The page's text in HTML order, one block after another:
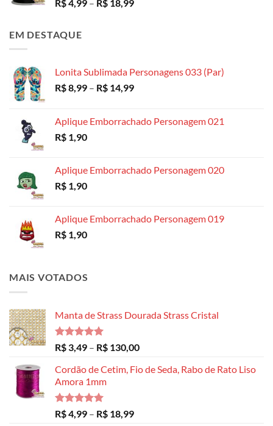
R$4,99 – R$ 18,99
R$ 18,99
EM DESTAQUE
Lonita Sublimada Personagens 033 (Par)
R$8,99 – R$ 14,99Faixa
R$ 8,99
Aplique Emborrachado Personagem 021
R$ 1,90
Aplique Emborrachado Personagem 020
R$ 1,90
Aplique Emborrachado Personagem 019
R$ 1,90
MAIS VOTADOS
Manta de Strass Dourada Strass Cristal
Avaliação
5.00
de 5
R$ 3,49 – R$ 130,00Faixa
preço:
Cordão de Cetim, Fio de Seda, Rabo de Rato Liso
Amora 1mm
Avaliação
5.00
de 5
R$4,99 – R$ 18,99Faixa